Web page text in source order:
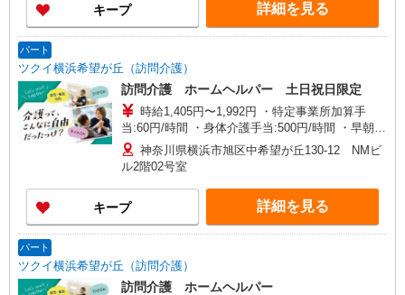
キープ 詳細を見る
パート
ツクイ横浜希望が丘（訪問介護）
訪問介護 ホームヘルパー 土日祝日限定
時給1,405円〜1,992円 ・特定事業所加算手
当:60円/時間 ・身体介護手当:500円/時間 ・早朝夜
間深夜手当:300円/時間 （18:00〜翌07:59の時間
帯） ・ICT手当:2,000円/月 ・深夜割増は別途支給
・ケア→ケアの移動時間も賃金（時給）を支給 ・
土日祝日手当:100円/時間含む ※給与幅は資格・経
験等による
神奈川県横浜市旭区中希望が丘130-12 NMビ
ル2階02号室
キープ 詳細を見る
パート
ツクイ横浜希望が丘（訪問介護）
訪問介護 ホームヘルパー